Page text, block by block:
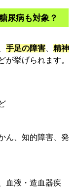
尿病も対象？
手足の障害
精神
が挙げられます。
ん、知的障害、発
血液・造血器疾